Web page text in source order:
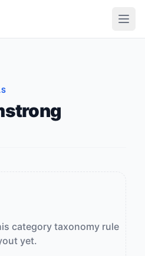
category taxonomy rule
yet.